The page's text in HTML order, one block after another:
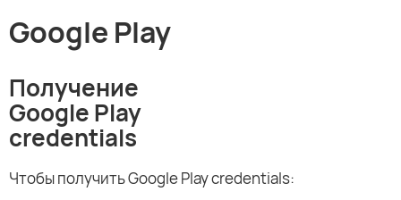
Google Play
Получение
Google Play
credentials
Чтобы получить Google Play credentials: